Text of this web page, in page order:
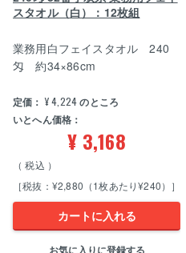
スタオル（白）：12枚組
定価： ¥4,224 のところ
いとへん価格：
¥ 3,168
税込
［税抜：¥2,880（1枚あたり¥240）］
業務用白フェイスタオル 240
匁 約34×86cm
カートに入れる
お気に入りに登録する